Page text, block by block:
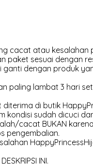
cacat atau kesalahan
paket sesuai dengan
ganti dengan produk
paling lambat 3 hari
di butik
kondisi sudah dicuci
cacat BUKAN
pengembalian.
INI.